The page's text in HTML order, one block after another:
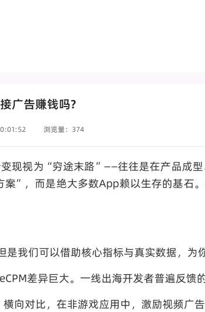
广告赚钱吗?
浏览量：374
现视为“穷途末路”——往往是在产品成
”，而是绝大多数App赖以生存的基石
我们可以借助核心指标与真实数据，为
差异巨大。一线出海开发者普遍反馈的
对比，在非游戏应用中，激励视频广告